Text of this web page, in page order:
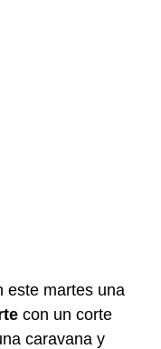
este martes una
con un corte
caravana y